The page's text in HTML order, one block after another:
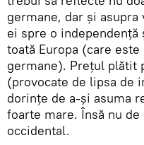
germane, dar și
ei spre o
toată Europa (care
germane). Prețul plătit
(provocate de lipsa de
dorințe de a-și asuma
foarte mare. Însă nu
occidental.